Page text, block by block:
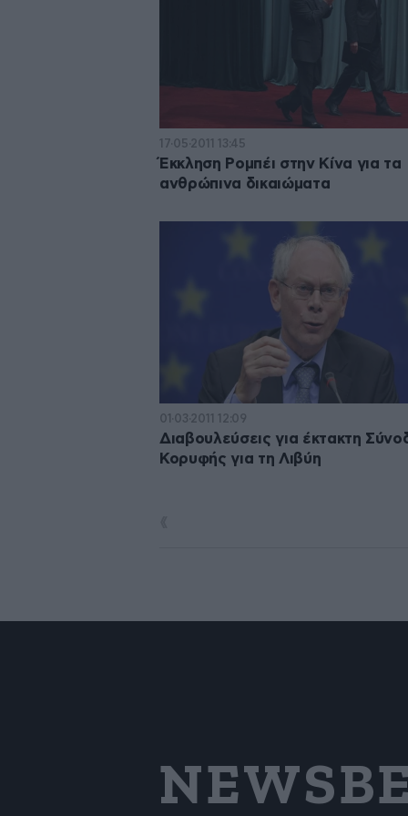
17·05·2011 13:45
Έκκληση Ρομπέι στην Κίνα για τα
ανθρώπινα δικαιώματα
01·03·2011 12:09
Διαβουλεύσεις για έκτακτη
Κορυφής για τη Λιβύη